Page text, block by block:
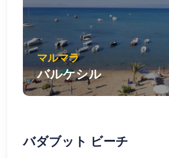
マルマラ
バルケシル
バダブット ビーチ